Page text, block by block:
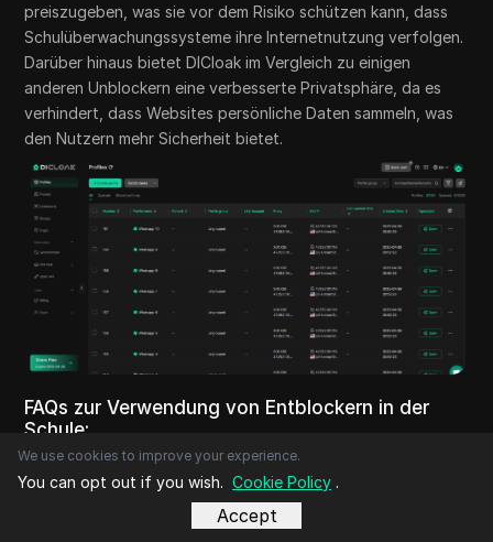
preiszugeben, was sie vor dem Risiko schützen kann, dass
Schulüberwachungssysteme ihre Internetnutzung verfolgen.
Darüber hinaus bietet DICloak im Vergleich zu einigen
anderen Unblockern eine verbesserte Privatsphäre, da es
verhindert, dass Websites persönliche Daten sammeln, was
den Nutzern mehr Sicherheit bietet.
FAQs zur Verwendung von Entblockern in der
Schule:
1. Was ist ein Website-Unblocker und wie
funktioniert er in der Schule?
We use cookies to improve your experience.
You can opt out if you wish. Cookie Policy .
Accept